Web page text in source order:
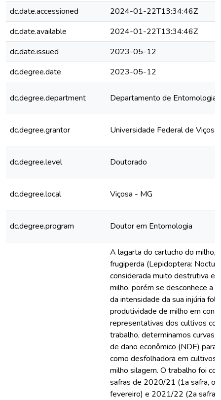
dc.date.accessioned
2024-01-22T13:34:46Z
dc.date.available
2024-01-22T13:34:46Z
dc.date.issued
2023-05-12
dc.degree.date
2023-05-12
dc.degree.department Departamento de Entomologia
dc.degree.grantor Universidade Federal de Viçosa
dc.degree.level Doutorado
dc.degree.local Viçosa - MG
dc.degree.program Doutor em Entomologia
A lagarta do cartucho do milho,
frugiperda (Lepidoptera:
considerada muito destrutiva
milho, porém se desconhece a
da intensidade da sua injúria
produtividade de milho em
representativas dos cultivos
trabalho, determinamos curvas
de dano econômico (NDE) para
como desfolhadora em cultivos
milho silagem. O trabalho foi
safras de 2020/21 (1a safra,
fevereiro) e 2021/22 (2a safra,